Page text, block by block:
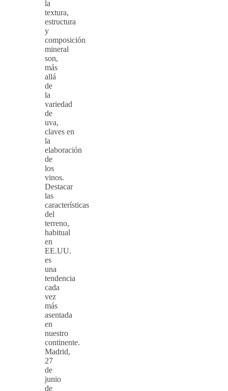
la
textura,
estructura
y
composición
mineral
son,
más
allá
de
la
variedad
de
uva,
claves en
la
elaboración
de
los
vinos.
Destacar
las
características
del
terreno,
habitual
en
EE.UU.
es
una
tendencia
cada
vez
más
asentada
en
nuestro
continente.
Madrid,
27
de
junio
de